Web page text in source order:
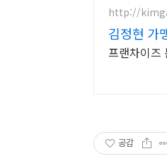
http://
김정현 가
프랜차이즈
공감